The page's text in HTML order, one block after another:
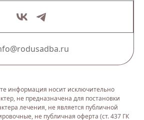
информация носит исключительно
не предназначена для постановки
лечения, не является публичной
не публичная оферта (ст. 437 ГК